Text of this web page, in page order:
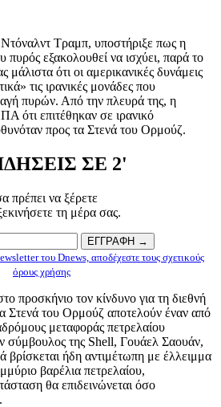
Τραμπ, υποστήριξε πως η
εξακολουθεί να ισχύει, παρά το
μάλιστα ότι οι αμερικανικές δυνάμεις
τις ιρανικές μονάδες που
πυρών. Από την πλευρά της, η
ότι επιτέθηκαν σε ιρανικό
προς τα Στενά του Ορμούζ.
ΣΕ 2'
πρέπει να ξέρετε
τη μέρα σας.
του Dnews, αποδέχεστε τους σχετικούς
όρους χρήσης
προσκήνιο τον κίνδυνο για τη διεθνή
Στενά του Ορμούζ αποτελούν έναν από
μεταφοράς πετρελαίου
σύμβουλος της Shell, Γουάελ Σαουάν,
βρίσκεται ήδη αντιμέτωπη με έλλειμμα
βαρέλια πετρελαίου,
θα επιδεινώνεται όσο